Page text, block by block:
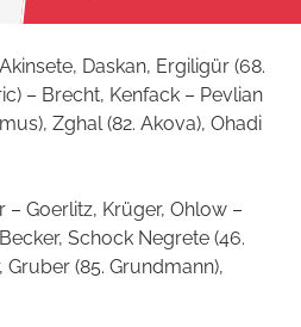
Daskan, Ergiligür (68.
– Brecht, Kenfack – Pevlian
Zghal (82. Akova), Ohadi
– Goerlitz, Krüger, Ohlow –
Schock Negrete (46.
Gruber (85. Grundmann),